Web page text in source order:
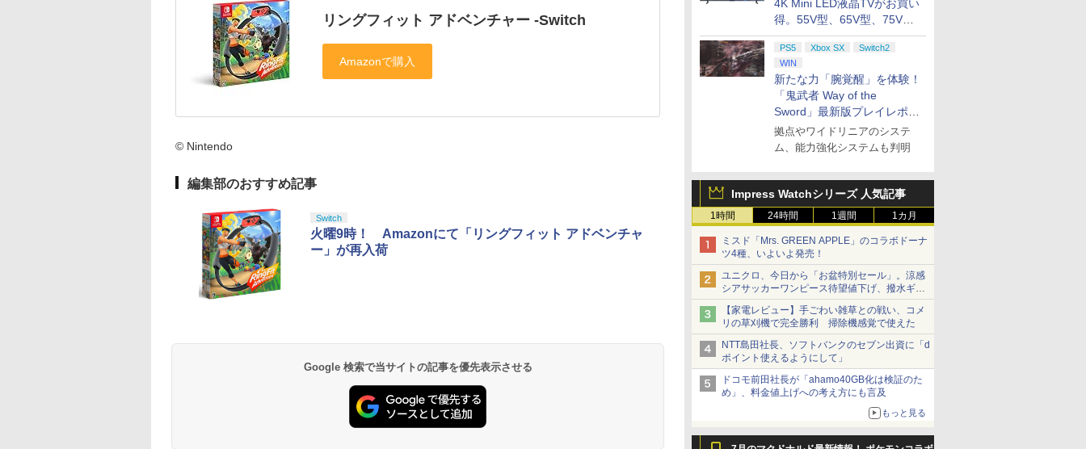
4K Mini LED液晶TVがお買い
得。55V型、65V型、75V型
の2026年モデルがラインナ
ップ
PS5 Xbox SX
Switch2
WIN
新たな力「腕覚醒」を体験！
「鬼武者 Way of the
Sword」最新版プレイレポー
ト
拠点やワイドリニアのシステ
ム、能力強化システムも判明
Impress Watchシリーズ 人気記事
1時間 24時間 1週間 1カ月
ミスド「Mrs. GREEN APPLE」のコラボドーナ
ツ4種、いよいよ発売！
ユニクロ、今日から「お盆特別セール」。涼感
シアサッカーワンピース待望値下げ、撥水ギア
ショーツは1990円に
【家電レビュー】手ごわい雑草との戦い、コメ
リの草刈機で完全勝利 掃除機感覚で使えた
NTT島田社長、ソフトバンクのセブン出資に「d
ポイント使えるようにして」
ドコモ前田社長が「ahamo40GB化は検証のた
め」、料金値上げへの考え方にも言及
もっと見る
リングフィット アドベンチャー -Switch
© Nintendo
編集部のおすすめ記事
Switch
火曜9時！ Amazonにて「リングフィット アドベンチャ
ー」が再入荷
Google 検索で当サイトの記事を優先表示させる